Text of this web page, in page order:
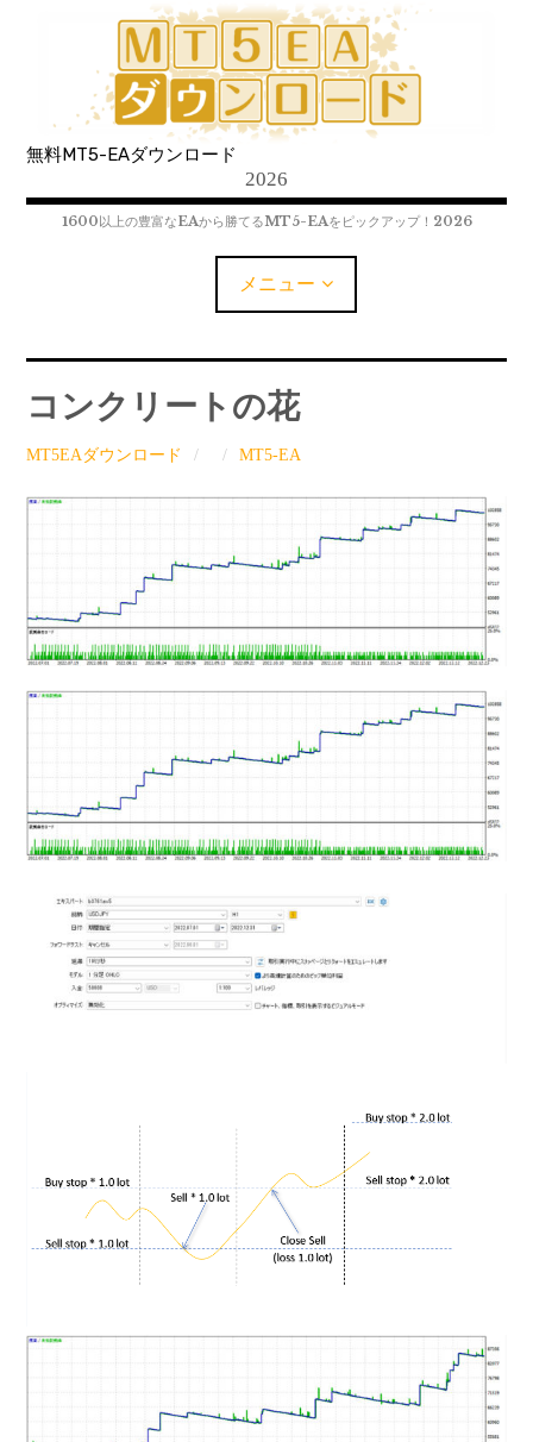
無料MT5-EAダウンロード
2026
1600以上の豊富なEAから勝てるMT5-EAをピックアップ！2026
メニュー
MT5-EAﾀﾞｳﾝﾛｰﾄﾞ
MT5インジケーター(制限解除中)
MT4-EAﾀﾞｳﾝﾛｰﾄﾞ
MT4インジケーター(制限解除中)
コンクリートの花
MT5EAダウンロード MT5-EA